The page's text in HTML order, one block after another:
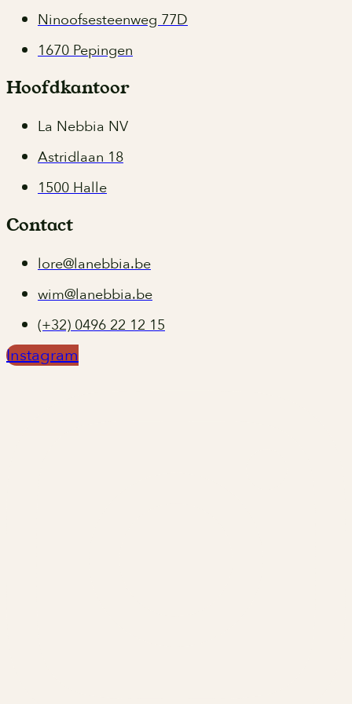
Ninoofsesteenweg 77D
1670 Pepingen
Hoofdkantoor
La Nebbia NV
Astridlaan 18
1500 Halle
Contact
lore@lanebbia.be
wim@lanebbia.be
(+32) 0496 22 12 15‬
Instagram